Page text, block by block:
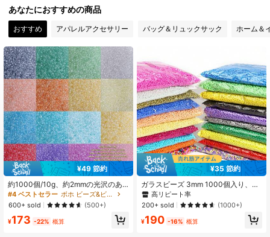
4.94 6K フォロワー
4.94 6K フォロワー
4.94 6K フォロワー
4.94 6K フォロワー
4.94 6K フォロワー
6K フォロワー
あなたにおすすめの商品
おすすめ アパレルアクセサリー バッグ＆リュックサック ホーム＆
¥49 節約
約1000個/10g、約2mmの光沢のあ
る丸型ビーズ、電球のようなデザイ
ン、ハンドメイドDIYブレスレット、
リング、ネックレス、日常着用また
は友人へのギフトに適しています。
また、衣類の編み込みにも使用で
#4 ベストセラー
ボホ ビーズ&ビーズ用品
600+ sold
(500+)
¥173 -22% 概算
¥35 節約
ガラスビーズ 3mm 1000個入り、マ
ルチカラー シードビーズ、スペーサ
ービーズ、ジュエリー製作、DIYブレ
スレット、ペンダントなどのアクセ
サリーに適しています
高リピート率
200+ sold
(1000+)
¥190 -16% 概算